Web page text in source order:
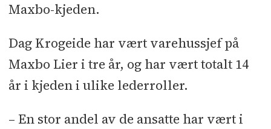
Maxbo-kjeden.
Dag Krogeide har vært varehussjef på
Maxbo Lier i tre år, og har vært totalt 14
år i kjeden i ulike lederroller.
– En stor andel av de ansatte har vært i